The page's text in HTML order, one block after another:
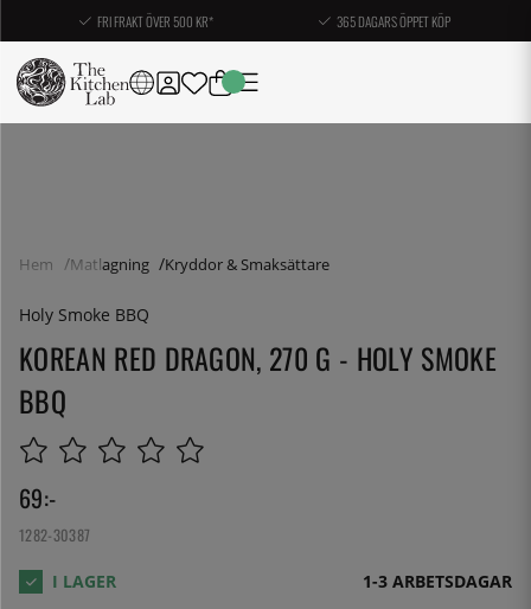
FRI FRAKT ÖVER 500 KR* 365 DAGARS ÖPPET KÖP
Hem Matlagning Kryddor & Smaksättare
Holy Smoke BBQ
KOREAN RED DRAGON, 270 G - HOLY SMOKE
BBQ
69:-
1282-30387
1-3 ARBETSDAGAR